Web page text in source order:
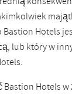
Hotels
lub który w
Hotels